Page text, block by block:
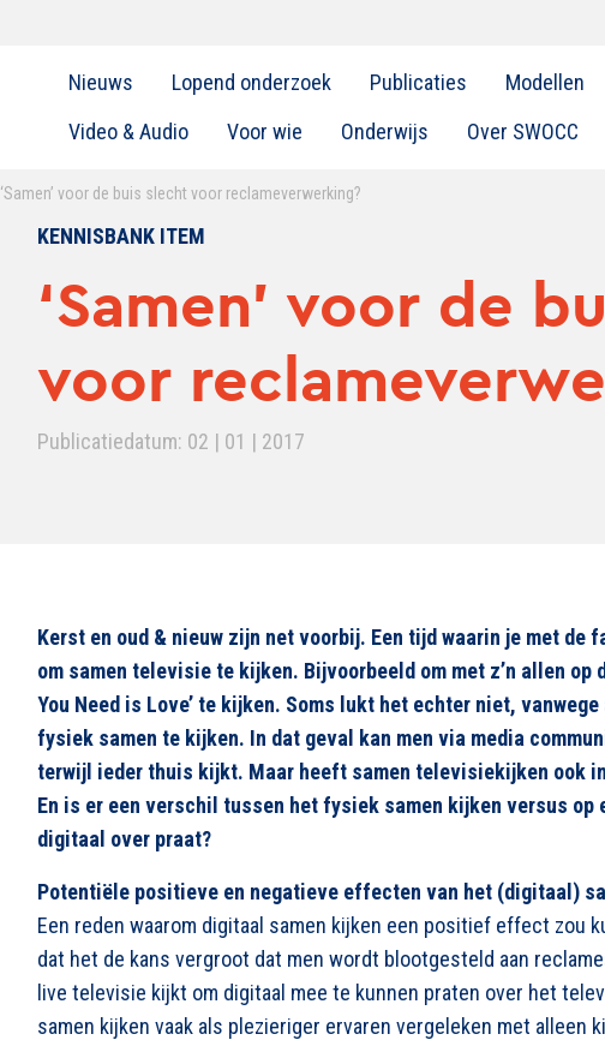
Nieuws Lopend onderzoek Publicaties Modellen
Video & Audio
Voor wie Onderwijs Over SWOCC
‘Samen’ voor de buis slecht voor reclameverwerking?
KENNISBANK ITEM
‘Samen’ voor de
voor
Publicatiedatum: 02 | 01 | 2017
Kerst en oud & nieuw zijn net voorbij. Een tijd waarin je met
om samen televisie te kijken. Bijvoorbeeld om met z’n allen op
You Need is Love’ te kijken. Soms lukt het echter niet,
fysiek samen te kijken. In dat geval kan men via media
terwijl ieder thuis kijkt. Maar heeft samen televisiekijken ook
En is er een verschil tussen het fysiek samen kijken versus
digitaal over praat?
Potentiële positieve en negatieve effecten van het (digitaal)
Een reden waarom digitaal samen kijken een positief effect zou
dat het de kans vergroot dat men wordt blootgesteld aan
live televisie kijkt om digitaal mee te kunnen praten over het
samen kijken vaak als plezieriger ervaren vergeleken met alleen